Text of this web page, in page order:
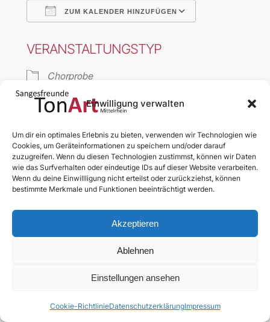
Einwilligung verwalten
Um dir ein optimales Erlebnis zu bieten, verwenden wir Technologien wie
Cookies, um Geräteinformationen zu speichern und/oder darauf
zuzugreifen. Wenn du diesen Technologien zustimmst, können wir Daten
wie das Surfverhalten oder eindeutige IDs auf dieser Website verarbeiten.
Wenn du deine Einwillligung nicht erteilst oder zurückziehst, können
bestimmte Merkmale und Funktionen beeinträchtigt werden.
Akzeptieren
Ablehnen
Einstellungen ansehen
Cookie-RichtlinieDatenschutzerklärungImpressum
ZUM KALENDER HINZUFÜGEN
VERANSTALTUNGSTYP
Chorprobe
NewsChor Medien Termine Dialog Mitglieder
§§§